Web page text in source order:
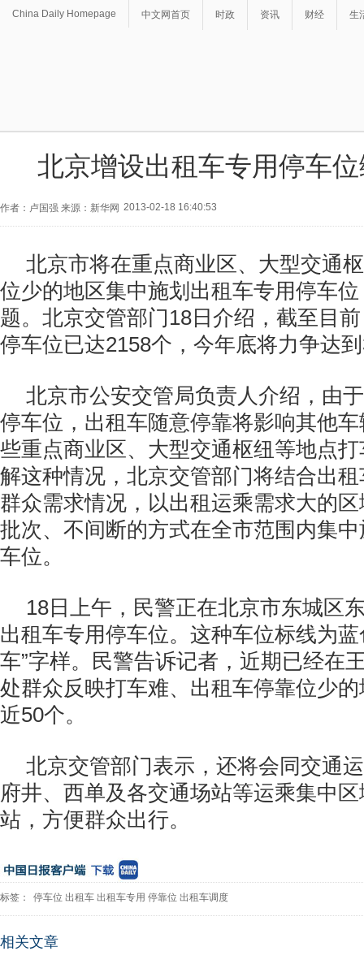
China Daily Homepage 中文网首页 时政 资讯 财经 生
北京增设出租车专用停车
作者：卢国强 来源：新华网 2013-02-18 16:40:53
北京市将在重点商业区、大型交通
位少的地区集中施划出租车专用停车
题。北京交管部门18日介绍，截至目
停车位已达2158个，今年底将力争达
北京市公安交管局负责人介绍，由
停车位，出租车随意停靠将影响其他
些重点商业区、大型交通枢纽等地点
解这种情况，北京交管部门将结合出
群众需求情况，以出租运乘需求大的
批次、不间断的方式在全市范围内集
车位。
18日上午，民警正在北京市东城区
出租车专用停车位。这种车位标线为
车”字样。民警告诉记者，近期已经在
处群众反映打车难、出租车停靠位少
近50个。
北京交管部门表示，还将会同交通
府井、西单及各交通场站等运乘集中
站，方便群众出行。
标签： 停车位 出租车 出租车专用 停靠位 出租车调度
相关文章